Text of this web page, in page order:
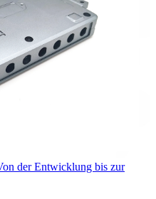
der Entwicklung bis zur